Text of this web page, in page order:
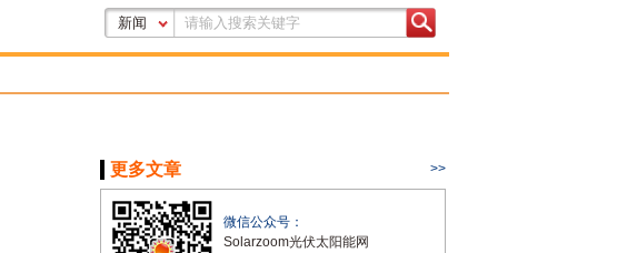
新闻
更多文章 >>
微信公众号：
Solarzoom光伏太阳能网